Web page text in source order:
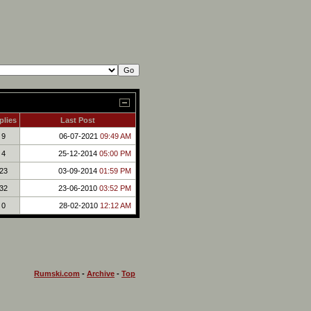
Last Post
9
06-07-2021 09:49 AM
4 25-12-2014 05:00 PM
03-09-2014 01:59 PM
23-06-2010 03:52 PM
0 28-02-2010 12:12 AM
Rumski.com - Archive - Top